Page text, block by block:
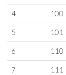
4 100
5 101
6 110
7 111